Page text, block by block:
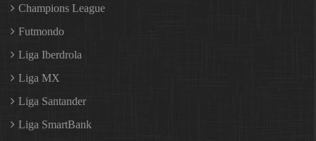
Champions League
Futmondo
Liga Iberdrola
Liga MX
Liga Santander
Liga SmartBank